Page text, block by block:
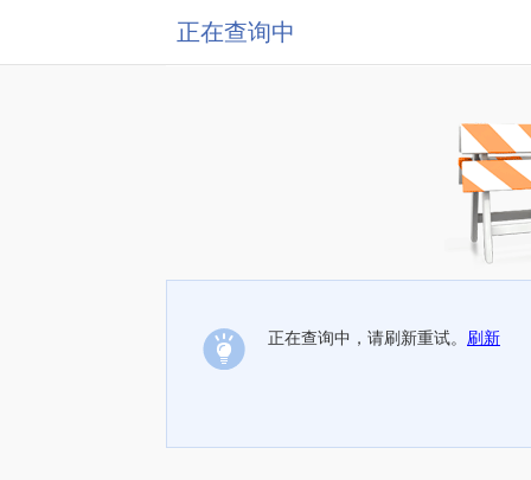
正在查询中
正在查询中，请刷新重试。 刷新